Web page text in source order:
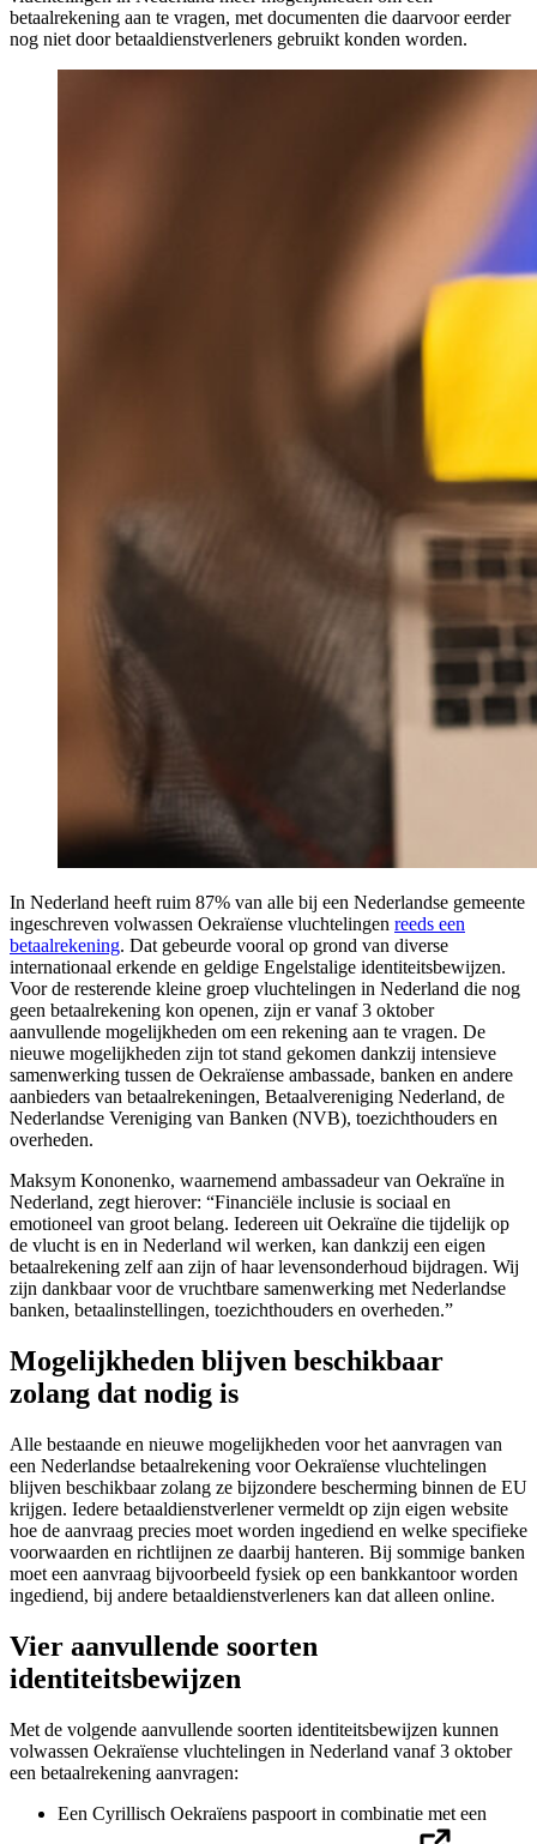
betaalrekening aan te vragen, met documenten die daarvoor eerder
nog niet door betaaldienstverleners gebruikt konden worden.
In Nederland heeft ruim 87% van alle bij een Nederlandse gemeente
ingeschreven volwassen Oekraïense vluchtelingen reeds een
betaalrekening. Dat gebeurde vooral op grond van diverse
internationaal erkende en geldige Engelstalige identiteitsbewijzen.
Voor de resterende kleine groep vluchtelingen in Nederland die nog
geen betaalrekening kon openen, zijn er vanaf 3 oktober
aanvullende mogelijkheden om een rekening aan te vragen. De
nieuwe mogelijkheden zijn tot stand gekomen dankzij intensieve
samenwerking tussen de Oekraïense ambassade, banken en andere
aanbieders van betaalrekeningen, Betaalvereniging Nederland, de
Nederlandse Vereniging van Banken (NVB), toezichthouders en
overheden.
Maksym Kononenko, waarnemend ambassadeur van Oekraïne in
Nederland, zegt hierover: “Financiële inclusie is sociaal en
emotioneel van groot belang. Iedereen uit Oekraïne die tijdelijk op
de vlucht is en in Nederland wil werken, kan dankzij een eigen
betaalrekening zelf aan zijn of haar levensonderhoud bijdragen. Wij
zijn dankbaar voor de vruchtbare samenwerking met Nederlandse
banken, betaalinstellingen, toezichthouders en overheden.”
Mogelijkheden blijven beschikbaar
zolang dat nodig is
Alle bestaande en nieuwe mogelijkheden voor het aanvragen van
een Nederlandse betaalrekening voor Oekraïense vluchtelingen
blijven beschikbaar zolang ze bijzondere bescherming binnen de EU
krijgen. Iedere betaaldienstverlener vermeldt op zijn eigen website
hoe de aanvraag precies moet worden ingediend en welke specifieke
voorwaarden en richtlijnen ze daarbij hanteren. Bij sommige banken
moet een aanvraag bijvoorbeeld fysiek op een bankkantoor worden
ingediend, bij andere betaaldienstverleners kan dat alleen online.
Vier aanvullende soorten
identiteitsbewijzen
Met de volgende aanvullende soorten identiteitsbewijzen kunnen
volwassen Oekraïense vluchtelingen in Nederland vanaf 3 oktober
een betaalrekening aanvragen:
Een Cyrillisch Oekraïens paspoort in combinatie met een